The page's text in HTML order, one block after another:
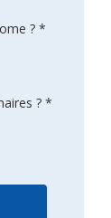
? *
? *